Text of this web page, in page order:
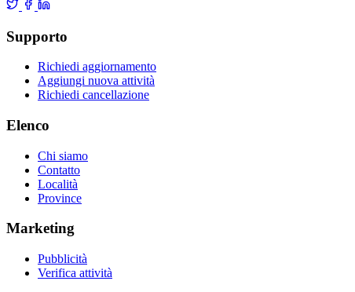
Supporto
Richiedi aggiornamento
Aggiungi nuova attività
Richiedi cancellazione
Elenco
Chi siamo
Contatto
Località
Province
Marketing
Pubblicità
Verifica attività